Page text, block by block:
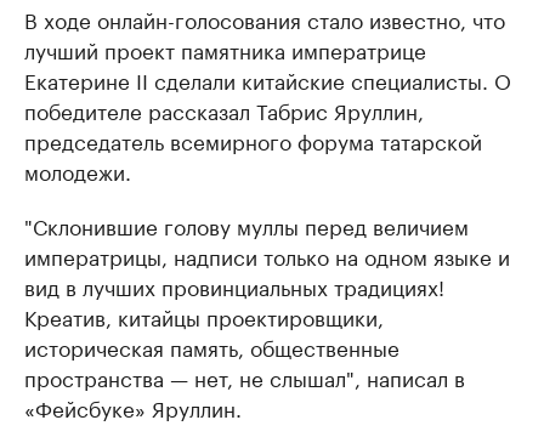
В ходе онлайн-голосования стало известно, что
лучший проект памятника императрице
Екатерине II сделали китайские специалисты. О
победителе рассказал Табрис Яруллин,
председатель всемирного форума татарской
молодежи.
"Склонившие голову муллы перед величием
императрицы, надписи только на одном языке и
вид в лучших провинциальных традициях!
Креатив, китайцы проектировщики,
историческая память, общественные
пространства — нет, не слышал", написал в
«Фейсбуке» Яруллин.